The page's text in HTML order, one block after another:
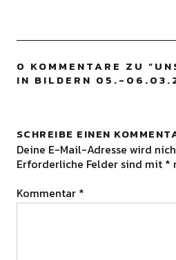
0 KOMMENTARE ZU “
IN BILDERN 05.-
SCHREIBE EINEN
Deine E-Mail-Adresse wird
Erforderliche Felder sind mit *
Kommentar *